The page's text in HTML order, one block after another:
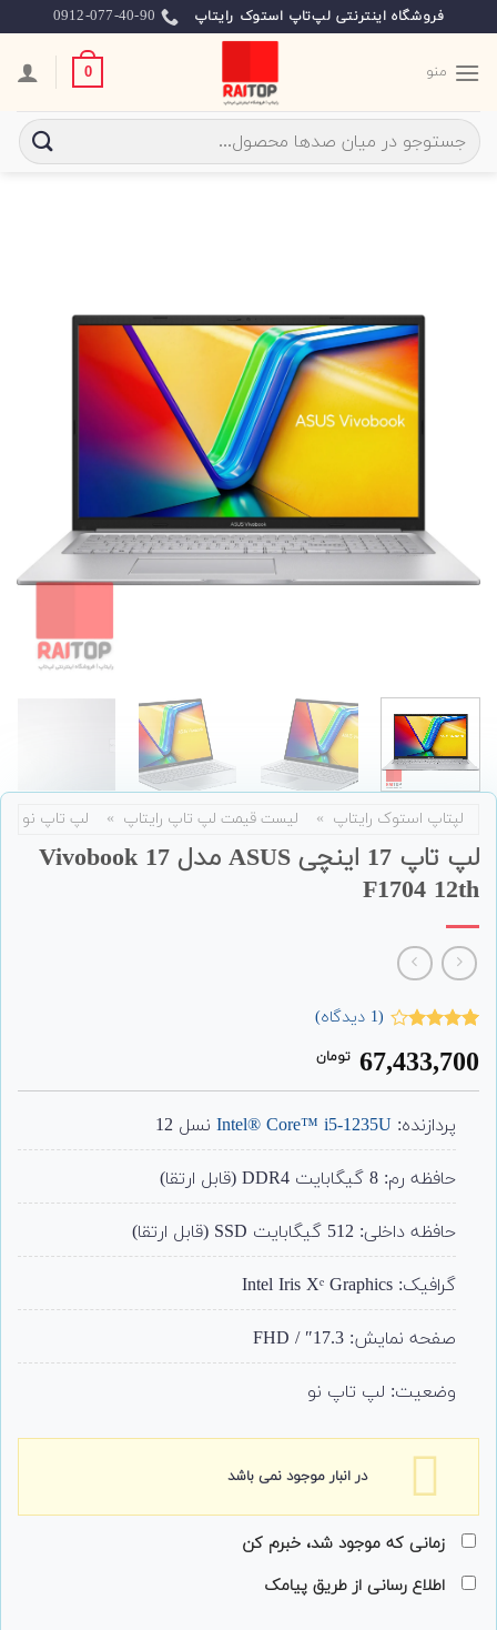
to
content
فروشگاه اینترنتی لپ‌تاپ استوک رایتاپ 0912-077-40-90
منو 0
جستجو
برای:
لپتاپ استوک رایتاپ » لیست قیمت لپ تاپ رایتاپ » لپ تاپ نو
لپ تاپ 17 اینچی ASUS مدل Vivobook 17
F1704 12th
4.00
از 5
مشتری
(
1 دیدگاه)
67,433,700 تومان
پردازنده: Intel® Core™ i5-1235Uنسل 12
حافظه رم: 8 گیگابایت DDR4 (قابل ارتقا)
حافظه داخلی: 512 گیگابایت SSD (قابل ارتقا)
گرافیک: Intel Iris Xᵉ Graphics
صفحه نمایش: 17.3″ / FHD
وضعیت: لپ تاپ نو
در انبار موجود نمی باشد
زمانی که موجود شد، خبرم کن
اطلاع رسانی از طریق پیامک